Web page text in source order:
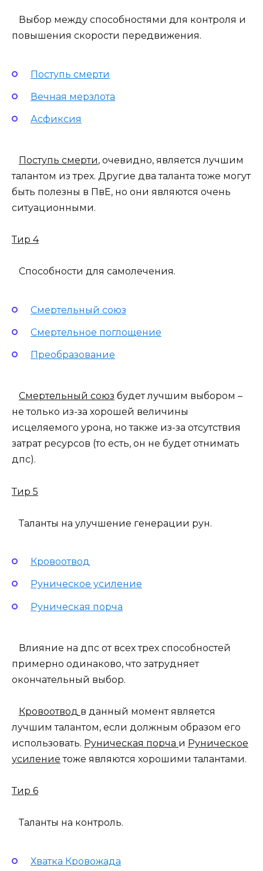
Выбор между способностями для контроля и
повышения скорости передвижения.
Поступь смерти
Вечная мерзлота
Асфиксия
Поступь смерти, очевидно, является лучшим
талантом из трех. Другие два таланта тоже могут
быть полезны в ПвЕ, но они являются очень
ситуационными.
Тир 4
Способности для самолечения.
Смертельный союз
Смертельное поглощение
Преобразование
Смертельный союз будет лучшим выбором –
не только из-за хорошей величины
исцеляемого урона, но также из-за отсутствия
затрат ресурсов (то есть, он не будет отнимать
дпс).
Тир 5
Таланты на улучшение генерации рун.
Кровоотвод
Руническое усиление
Руническая порча
Влияние на дпс от всех трех способностей
примерно одинаково, что затрудняет
окончательный выбор.
Кровоотвод в данный момент является
лучшим талантом, если должным образом его
использовать. Руническая порча и Руническое
усиление тоже являются хорошими талантами.
Тир 6
Таланты на контроль.
Хватка Кровожада